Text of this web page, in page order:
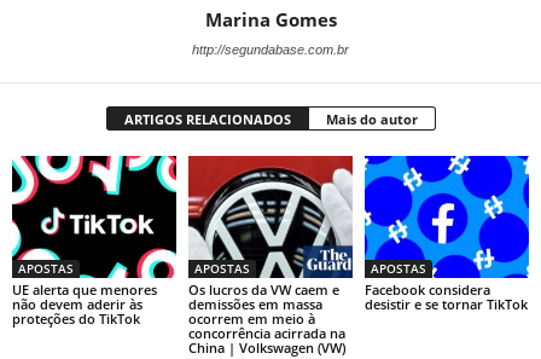
Marina Gomes
http://segundabase.com.br
ARTIGOS RELACIONADOS Mais do autor
APOSTAS
UE alerta que menores
não devem aderir às
proteções do TikTok
APOSTAS
Os lucros da VW caem e
demissões em massa
ocorrem em meio à
concorrência acirrada na
China | Volkswagen (VW)
APOSTAS
Facebook considera
desistir e se tornar TikTok